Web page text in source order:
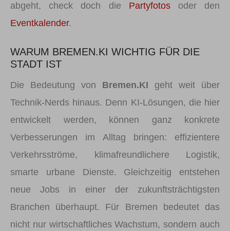
abgeht, check doch die Partyfotosoder den
Eventkalender.
WARUM BREMEN.KI WICHTIG FÜR DIE
STADT IST
Die Bedeutung von Bremen.KI geht weit über
Technik-Nerds hinaus. Denn KI-Lösungen, die hier
entwickelt werden, können ganz konkrete
Verbesserungen im Alltag bringen: effizientere
Verkehrsströme, klimafreundlichere Logistik,
smarte urbane Dienste. Gleichzeitig entstehen
neue Jobs in einer der zukunftsträchtigsten
Branchen überhaupt. Für Bremen bedeutet das
nicht nur wirtschaftliches Wachstum, sondern auch